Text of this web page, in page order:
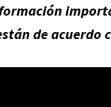
de